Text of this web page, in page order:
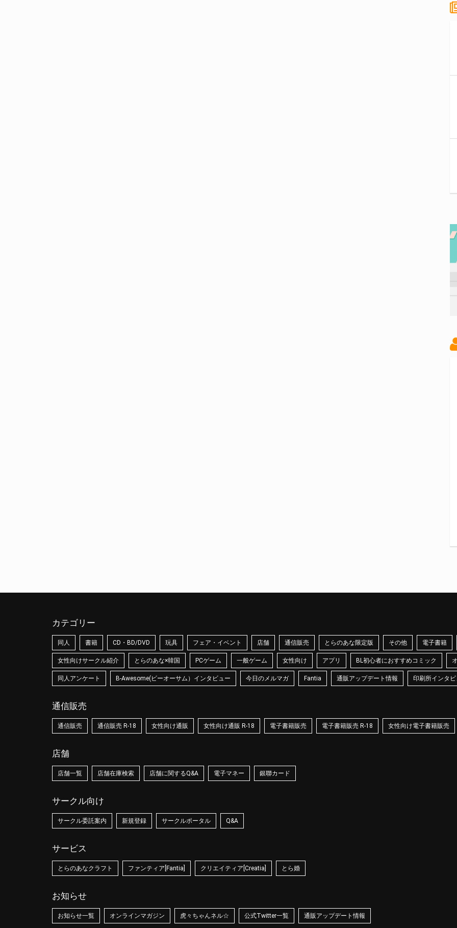
カテゴリー
同人 書籍 CD・BD/DVD 玩具 フェア・イベント 店舗 通信販売 とらのあな限定版 その他 電子書籍
女性向けサークル紹介 とらのあな×韓国 PCゲーム 一般ゲーム 女性向け アプリ BL初心者におすすめコミック
同人アンケート B-Awesome(ビーオーサム）インタビュー 今日のメルマガ Fantia 通販アップデート情報 印刷所インタ
通信販売
通信販売 通信販売 R-18 女性向け通販 女性向け通販 R-18 電子書籍販売 電子書籍販売 R-18 女性向け電子書籍販売
店舗
店舗一覧 店舗在庫検索 店舗に関するQ&A 電子マネー 銀聯カード
サークル向け
サークル委託案内 新規登録 サークルポータル Q&A
サービス
とらのあなクラフト ファンティア[Fantia] クリエイティア[Creatia] とら婚
お知らせ
お知らせ一覧 オンラインマガジン 虎々ちゃんネル☆ 公式Twitter一覧 通販アップデート情報